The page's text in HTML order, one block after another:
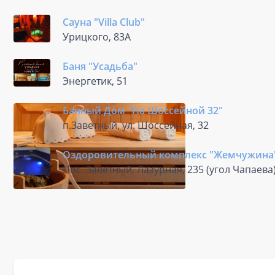
Сауна "Villa Club"
Урицкого, 83А
Баня "Усадьба"
Энергетик, 51
Банный Дом "На Шоссейной 32"
п.Заветный, ул. Шоссейная, 32
Оздоровительный комплекс
Пос. Заветный, Лазурная, 235 (угол